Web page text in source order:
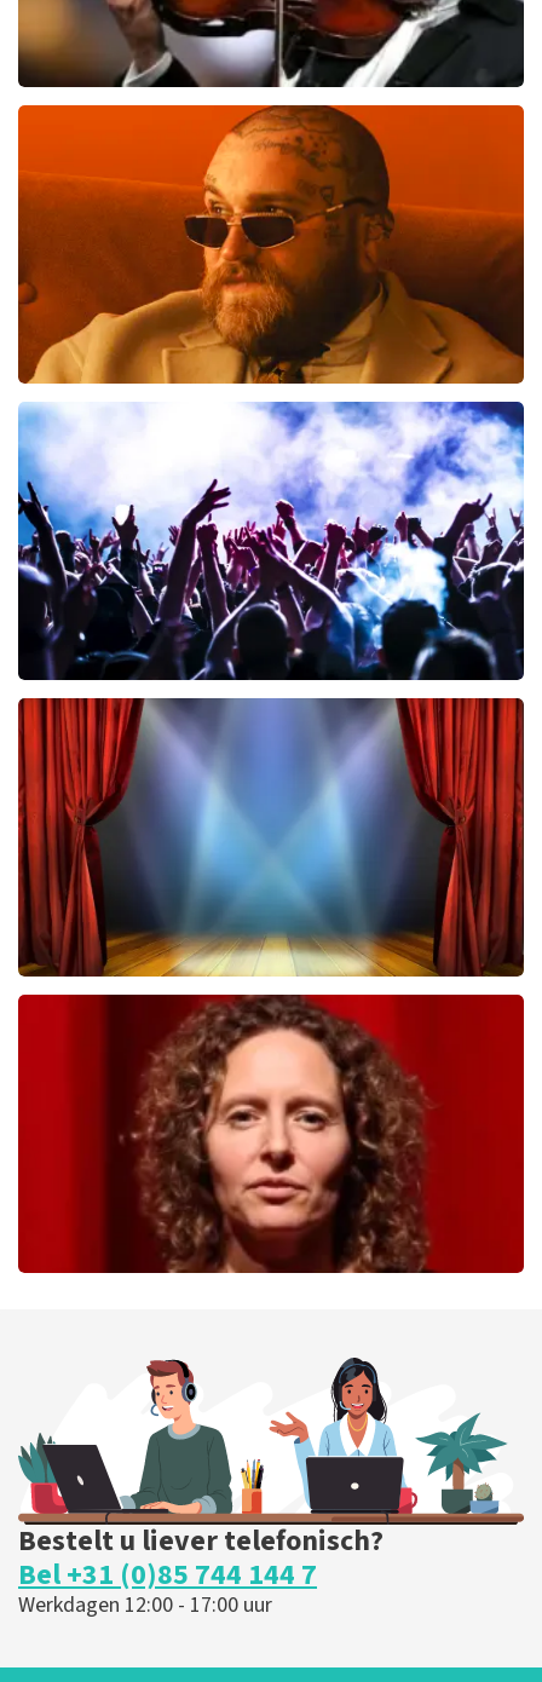
laatste 30 minuten
BESTEL NU
Teddy Swims
BESTEL NU
Megadeth
443 laatste 30 minuten
BESTEL NU
40 45 De Musical
laatste 30 minuten
BESTEL NU
BESTEL NU
Bestelt u liever telefonisch?
Bel +31 (0)85 744 144 7
Werkdagen 12:00 - 17:00 uur